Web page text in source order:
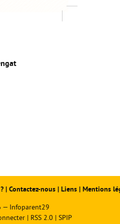
| Contactez-nous| Liens| Mentions
— Infoparent29
| RSS 2.0 | SPIP